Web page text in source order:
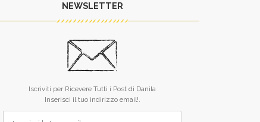
L’unico difetto dei tuoi libri è che
MONICA ALLEGRUCCI
NEWSLETTER
Iscriviti per Ricevere Tutti i Post di Danila
Inserisci il tuo indirizzo email!.